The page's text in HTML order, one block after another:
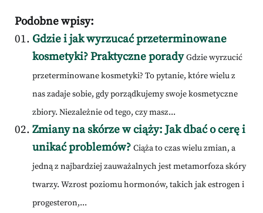
Podobne wpisy:
Gdzie i jak wyrzucać przeterminowane
kosmetyki? Praktyczne porady Gdzie wyrzucić
przeterminowane kosmetyki? To pytanie, które wielu z
nas zadaje sobie, gdy porządkujemy swoje kosmetyczne
zbiory. Niezależnie od tego, czy masz...
Zmiany na skórze w ciąży: Jak dbać o cerę i
unikać problemów? Ciąża to czas wielu zmian, a
jedną z najbardziej zauważalnych jest metamorfoza skóry
twarzy. Wzrost poziomu hormonów, takich jak estrogen i
progesteron,...